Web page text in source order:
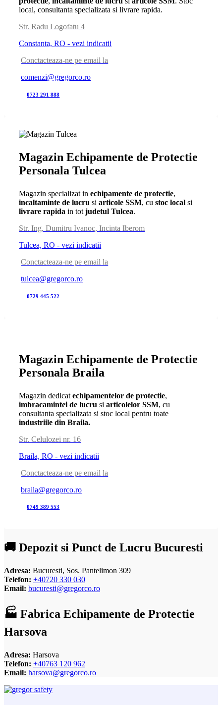
local, consultanta specializata si livrare rapida.
Str. Radu Logofatu 4
Constanta, RO - vezi indicatii
Conctacteaza-ne pe email la
comenzi@gregorco.ro
0723 291 888
Magazin Echipamente de Protectie
Personala Tulcea
Magazin specializat inechipamente de protectie,
incaltaminte de lucru siarticole SSM, cu stoc local si
livrare rapida in totjudetul Tulcea.
Str. Ing. Dumitru Ivanoc, Incinta Iberom
Tulcea, RO - vezi indicatii
Conctacteaza-ne pe email la
tulcea@gregorco.ro
0729 445 522
Magazin Echipamente de Protectie
Personala Braila
Magazin dedicatechipamentelor de protectie,
imbracamintei de lucru siarticolelor SSM, cu
consultanta specializata si stoc local pentru toate
industriile din Braila.
Str. Celulozei nr. 16
Braila, RO - vezi indicatii
Conctacteaza-ne pe email la
braila@gregorco.ro
0749 389 553
🚚 Depozit si Punct de Lucru Bucuresti
Adresa: Bucuresti, Sos. Pantelimon 309
Telefon: +40720 330 030
Email: bucuresti@gregorco.ro
🏭 Fabrica Echipamente de Protectie
Harsova
Adresa: Harsova
Telefon: +40763 120 962
Email: harsova@gregorco.ro